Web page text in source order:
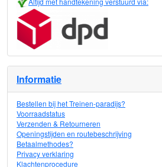
Informatie
Bestellen bij het Treinen-paradijs?
Voorraadstatus
Verzenden & Retourneren
Openingstijden en routebeschrijving
Betaalmethodes?
Privacy verklaring
Klachtenprocedure